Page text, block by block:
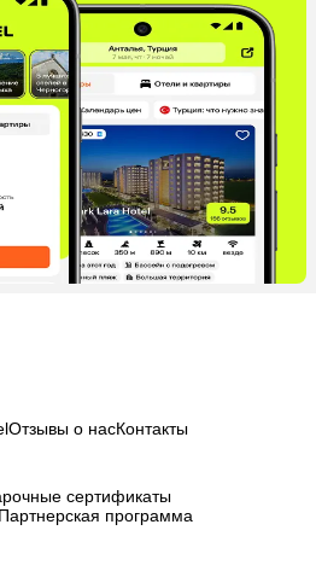
Отзывы о насКонтакты
сертификаты
Партнерская программа